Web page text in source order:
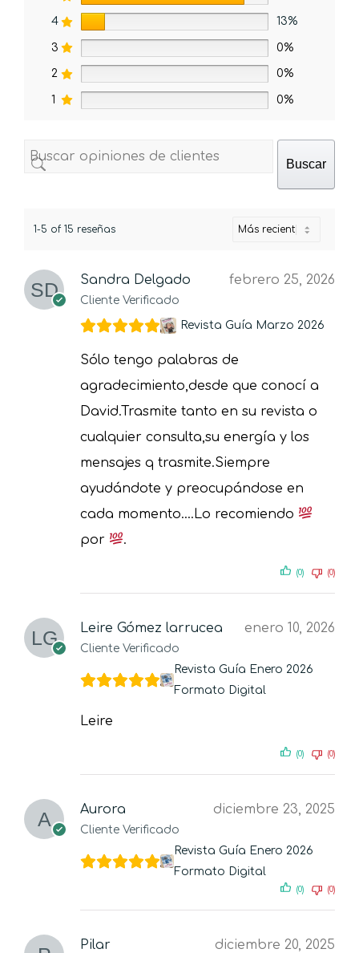
4 13%
3 0%
2 0%
1 0%
Buscar
1-5 of 15 reseñas
Sandra Delgado
Cliente Verificado
febrero 25, 2026
Revista Guía Marzo 2026
Sólo tengo palabras de
agradecimiento,desde que conocí a
David.Trasmite tanto en su revista o
cualquier consulta,su energía y los
mensajes q trasmite.Siempre
ayudándote y preocupándose en
cada momento….Lo recomiendo
por
.
(0) (0)
Leire Gómez larrucea
Cliente Verificado
enero 10, 2026
Revista Guía Enero 2026
Formato Digital
Leire
(0) (0)
Aurora
Cliente Verificado
diciembre 23, 2025
Revista Guía Enero 2026
Formato Digital
(0) (0)
Pilar diciembre 20, 2025